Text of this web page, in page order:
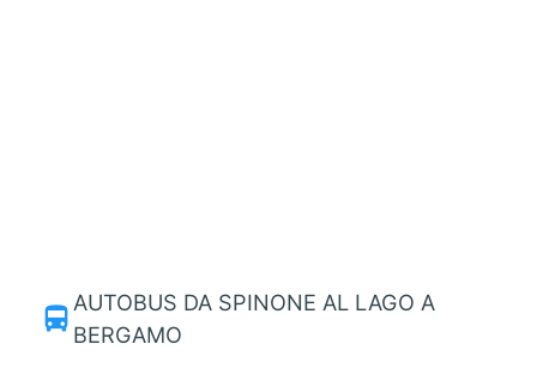
directions_bus AUTOBUS DA SPINONE AL LAGO A
BERGAMO